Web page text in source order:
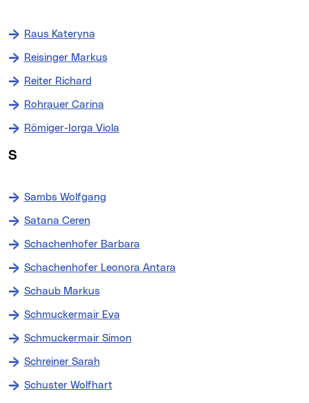
Raus Kateryna
Reisinger Markus
Reiter Richard
Rohrauer Carina
Römiger-Iorga Viola
S
Sambs Wolfgang
Satana Ceren
Schachenhofer Barbara
Schachenhofer Leonora Antara
Schaub Markus
Schmuckermair Eva
Schmuckermair Simon
Schreiner Sarah
Schuster Wolfhart